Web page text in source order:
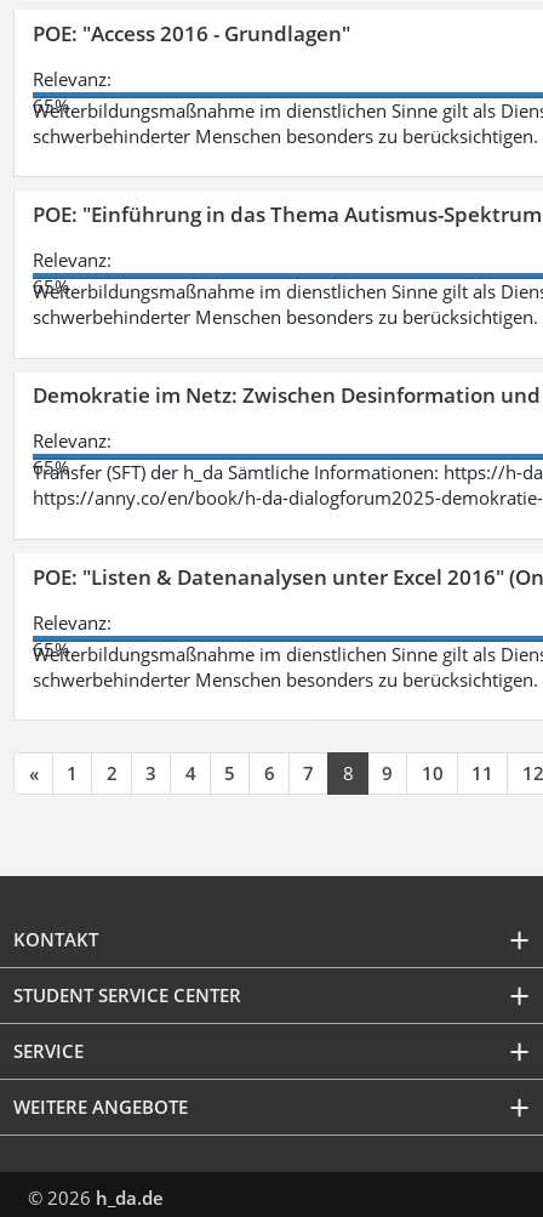
POE: "Access 2016 - Grundlagen"
Relevanz:
65%
Weiterbildungsmaßnahme im dienstlichen Sinne gilt als
schwerbehinderter Menschen besonders zu berücksichtigen.
POE: "Einführung in das Thema Autismus-
Relevanz:
65%
Weiterbildungsmaßnahme im dienstlichen Sinne gilt als
schwerbehinderter Menschen besonders zu berücksichtigen.
Demokratie im Netz: Zwischen Desinformation
Relevanz:
65%
Transfer (SFT) der h_da Sämtliche Informationen: https://
https://anny.co/en/book/h-da-dialogforum2025-
POE: "Listen & Datenanalysen unter Excel 2016"
Relevanz:
65%
Weiterbildungsmaßnahme im dienstlichen Sinne gilt als
schwerbehinderter Menschen besonders zu berücksichtigen.
« 1 2 3 4 5 6 7 8 9 10 11 12
KONTAKT
STUDENT SERVICE CENTER
SERVICE
WEITERE ANGEBOTE
© 2026 h_da.de